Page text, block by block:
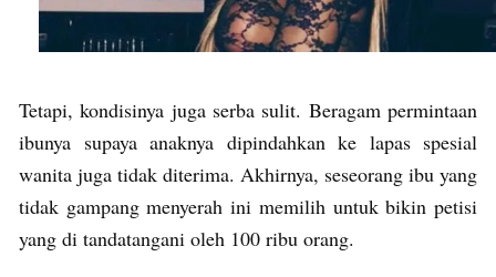
Tetapi, kondisinya juga serba sulit. Beragam permintaan
ibunya supaya anaknya dipindahkan ke lapas spesial
wanita juga tidak diterima. Akhirnya, seseorang ibu yang
tidak gampang menyerah ini memilih untuk bikin petisi
yang di tandatangani oleh 100 ribu orang.